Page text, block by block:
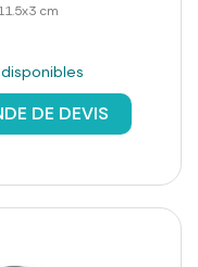
cm
DE DEVIS